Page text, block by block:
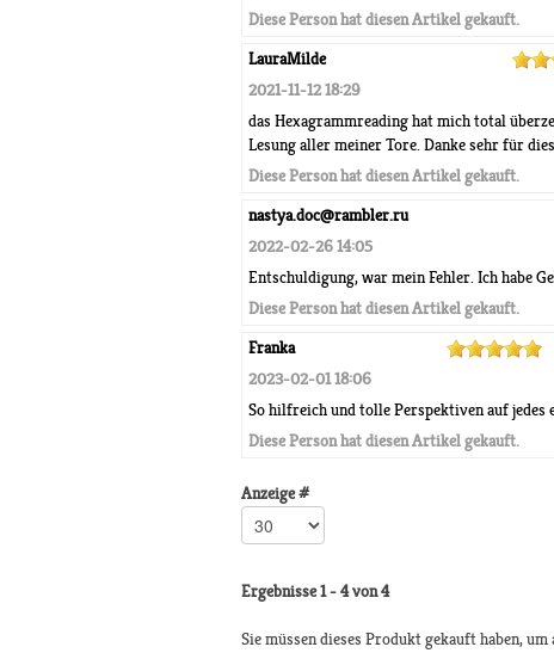
Diese Person hat diesen Artikel gekauft.
LauraMilde
2021-11-12 18:29
das Hexagrammreading hat mich total
Lesung aller meiner Tore. Danke sehr für
Diese Person hat diesen Artikel gekauft.
nastya.doc@rambler.ru
2022-02-26 14:05
Entschuldigung, war mein Fehler. Ich habe
Diese Person hat diesen Artikel gekauft.
Franka
2023-02-01 18:06
So hilfreich und tolle Perspektiven auf jedes
Diese Person hat diesen Artikel gekauft.
Anzeige #
Ergebnisse 1 - 4 von 4
Sie müssen dieses Produkt gekauft haben,